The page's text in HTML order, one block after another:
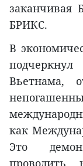
заканчивая
БРИКС.
В
Вьетнама,
как
Это
проводить